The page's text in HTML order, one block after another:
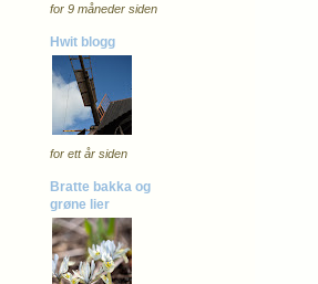
for 9 måneder siden
Hwit blogg
for ett år siden
Bratte bakka og
grøne lier